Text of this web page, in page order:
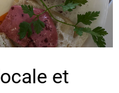
et